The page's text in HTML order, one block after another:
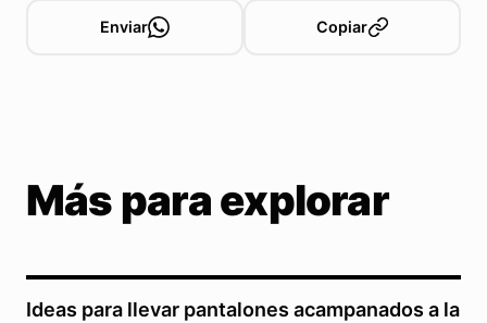
Enviar Copiar
Más para explorar
Ideas para llevar pantalones acampanados a la